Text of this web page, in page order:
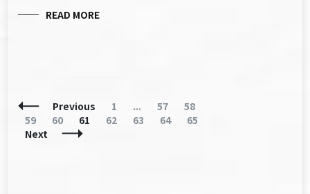
READ MORE
Posts
Navigation
Previous Page
1 ... Page
57 Page
58
Page
59 Page
60 Page
61 Page
62 Page
63 Page
64 Page
65
Next